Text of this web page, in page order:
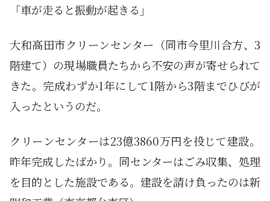
「車が走ると振動が起きる」
大和高田市クリーンセンター（同市今里川合方、3
階建て）の現場職員たちから不安の声が寄せられて
きた。完成わずか1年にして1階から3階までひびが
入ったというのだ。
クリーンセンターは23億3860万円を投じて建設。
昨年完成したばかり。同センターはごみ収集、処理
を目的とした施設である。建設を請け負ったのは新